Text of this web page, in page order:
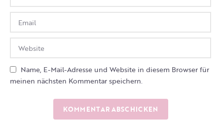
Name, E-Mail-Adresse und Website in diesem Browser für
meinen nächsten Kommentar speichern.